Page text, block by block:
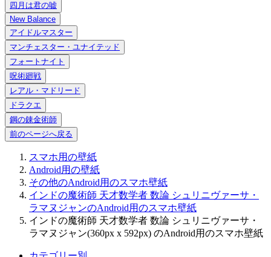
四月は君の嘘
New Balance
アイドルマスター
マンチェスター・ユナイテッド
フォートナイト
呪術廻戦
レアル・マドリード
ドラクエ
鋼の錬金術師
前のページへ戻る
スマホ用の壁紙
Android用の壁紙
その他のAndroid用のスマホ壁紙
インドの魔術師 天才数学者 数論 シュリニヴァーサ・
ラマヌジャンのAndroid用のスマホ壁紙
インドの魔術師 天才数学者 数論 シュリニヴァーサ・
ラマヌジャン(360px x 592px) のAndroid用のスマホ壁紙